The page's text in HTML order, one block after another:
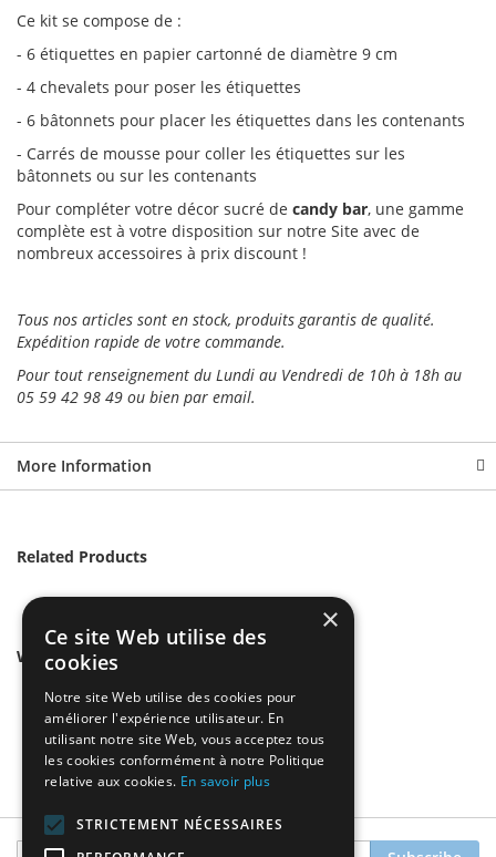
Ce kit se compose de :
- 6 étiquettes en papier cartonné de diamètre 9 cm
- 4 chevalets pour poser les étiquettes
- 6 bâtonnets pour placer les étiquettes dans les contenants
- Carrés de mousse pour coller les étiquettes sur les
bâtonnets ou sur les contenants
Pour compléter votre décor sucré de candy bar, une gamme
complète est à votre disposition sur notre Site avec de
nombreux accessoires à prix discount !
Tous nos articles sont en stock, produits garantis de qualité.
Expédition rapide de votre commande.
Pour tout renseignement du Lundi au Vendredi de 10h à 18h au
05 59 42 98 49 ou bien par email.
More Information
Related Products
We found other products you might like!
Sign
×
Ce site Web utilise des
cookies
Notre site Web utilise des cookies pour
améliorer l'expérience utilisateur. En
utilisant notre site Web, vous acceptez tous
les cookies conformément à notre Politique
relative aux cookies. En savoir plus
STRICTEMENT NÉCESSAIRES